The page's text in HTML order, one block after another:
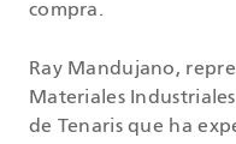
compra.
Ray Mandujano,
Materiales
de Tenaris que ha